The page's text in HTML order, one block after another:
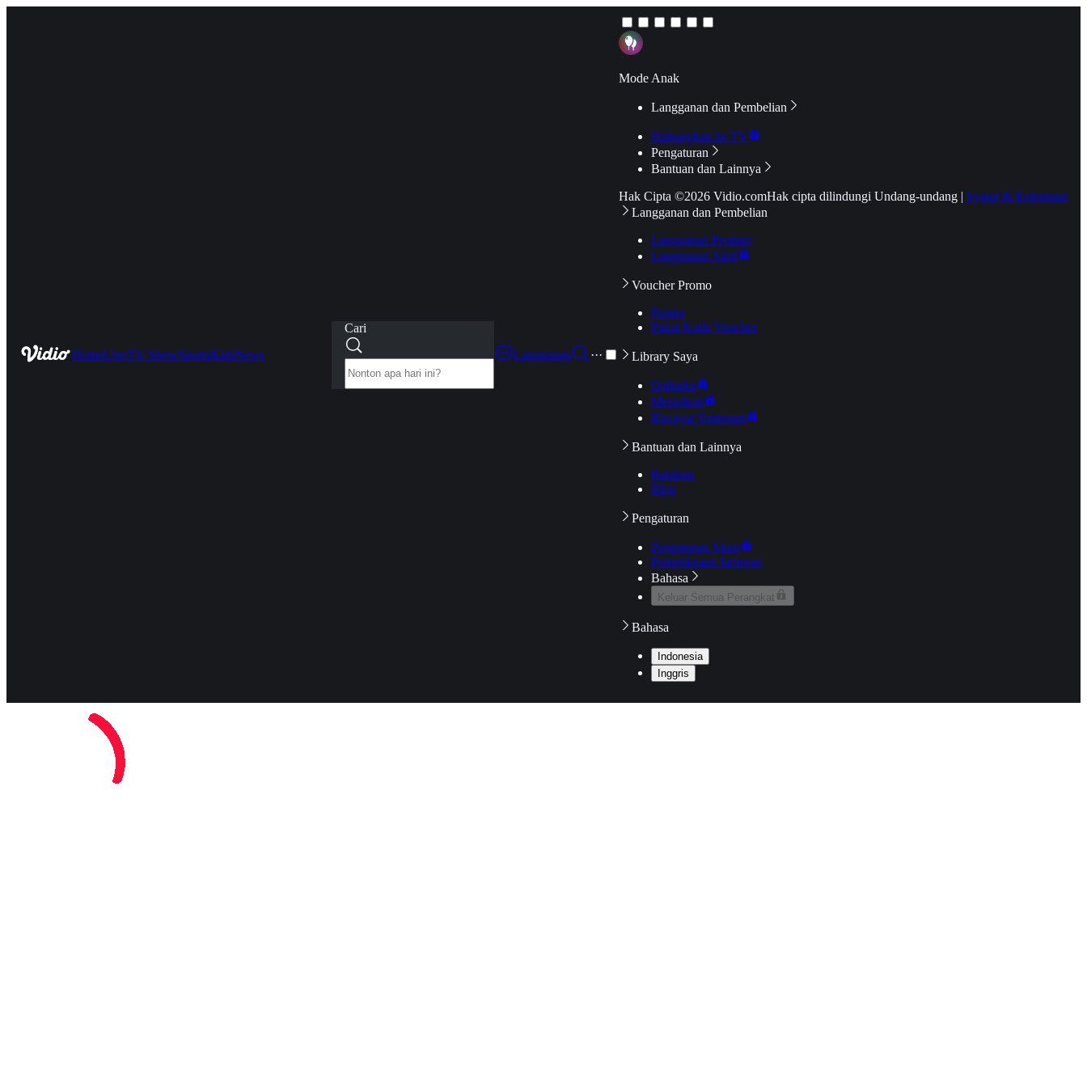
HomeLiveTV ShowSportsKidsNews
Cari
Langganan
···
Mode Anak
Langganan dan Pembelian
Hubungkan ke TV
Pengaturan
Bantuan dan Lainnya
Hak Cipta ©2026 Vidio.comHak cipta dilindungi Undang-undang | Syarat & Ketentuan
Langganan dan Pembelian
Langganan Premier
Langganan Aktif
Voucher Promo
Promo
Pakai Kode Voucher
Library Saya
Daftarku
Mengikuti
Riwayat Tontonan
Bantuan dan Lainnya
Bantuan
Blog
Pengaturan
Pengaturan Akun
Pemeriksaan Jaringan
Bahasa
Keluar Semua Perangkat
Bahasa
Indonesia
Inggris